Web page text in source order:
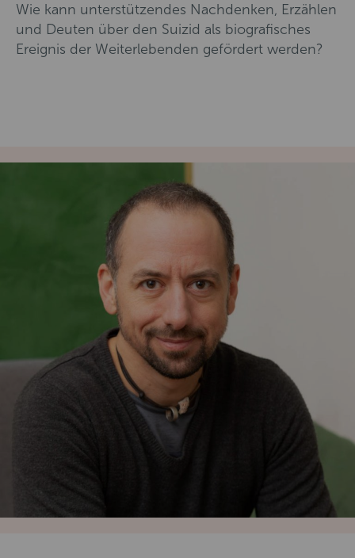
Wie kann unterstützendes Nachdenken, Erzählen
und Deuten über den Suizid als biografisches
Ereignis der Weiterlebenden gefördert werden?